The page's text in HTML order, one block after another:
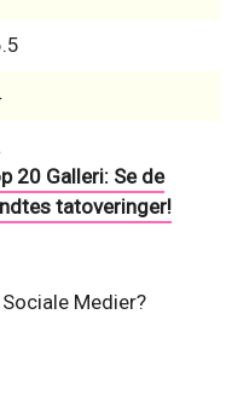
20 Galleri: Se de
tatoveringer!
Medier?